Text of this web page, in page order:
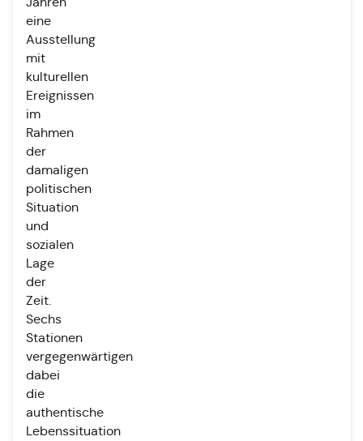
eine
Ausstellung
mit
kulturellen
Ereignissen
im
Rahmen
der
damaligen
politischen
Situation
und
sozialen
Lage
der
Zeit.
Sechs
Stationen
vergegenwärtigen
dabei
die
authentische
Lebenssituation